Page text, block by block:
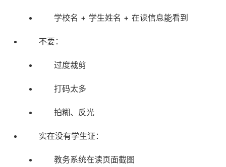
学校名 + 学生姓名 + 在读信息能看到
不要：
过度裁剪
打码太多
拍糊、反光
实在没有学生证：
教务系统在读页面截图